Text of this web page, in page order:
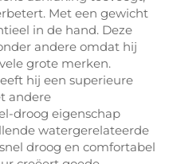
Met een gewicht
in de hand. Deze
andere omdat hij
grote merken.
hij een superieure
andere
droog eigenschap
watergerelateerde
droog en comfortabel